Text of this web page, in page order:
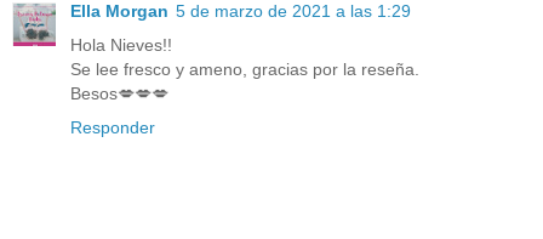
Ella Morgan 5 de marzo de 2021 a las 1:29
Hola Nieves!!
Se lee fresco y ameno, gracias por la reseña.
Besos💋💋💋
Responder